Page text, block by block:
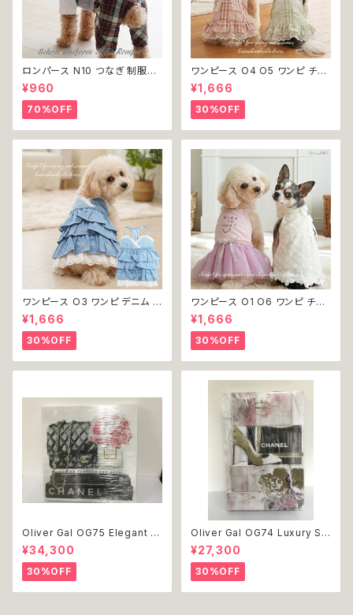
ロンパース N10 つなぎ 制服風
チェック柄 グレー 灰色 コスチュ
ーム コスプレ ドッグウェア dog
犬 猫 ペット 服 犬服 洋服 オシ
ャレ かわいい 小型犬 返品交換
不可
¥960
70%OFF
ワンピース O4 O5 ワンピ チェ
ック プリーツ レース 女の子 犬
犬服 小型 猫 服 洋服 ペット do
g ドッグウェア おしゃれ かわい
い 返品交換不可
¥1,666
30%OFF
ワンピース O3 ワンピ デニム プ
リーツ レース 女の子 犬 犬服
小型 猫 服 洋服 ペット dog ド
ッグウェア おしゃれ かわいい 返
品交換不可
¥1,666
30%OFF
ワンピース O1 O6 ワンピ チュ
ール レース 花 フラワー 女の子
犬 犬服 小型 猫 服 洋服 ペット
dog ドッグウェア おしゃれ かわ
いい 返品交換不可
¥1,666
30%OFF
Oliver Gal OG75 Elegant E
ssentials Paris 絵 アート イ
ンテリア お祝い 贈り物 プレゼ
ント 結婚 新築 開店 周年 バー
スデイ 誕生日 ご褒美
¥34,300
30%OFF
Oliver Gal OG74 Luxury St
acked Shoes Rose Giftbo
x 絵 アート インテリア お祝い
贈り物 プレゼント 結婚 新築 開
店 周年 バースデイ 誕生日 ご褒
美
¥27,300
30%OFF